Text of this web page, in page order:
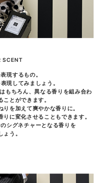
SCENT
現するもの。
現してみましょう。
もちろん、異なる香りを組み合わ
とができます。
を加えて爽やかな香りに。
に変化させることもできます。
シグネチャーとなる香りを
ょう。